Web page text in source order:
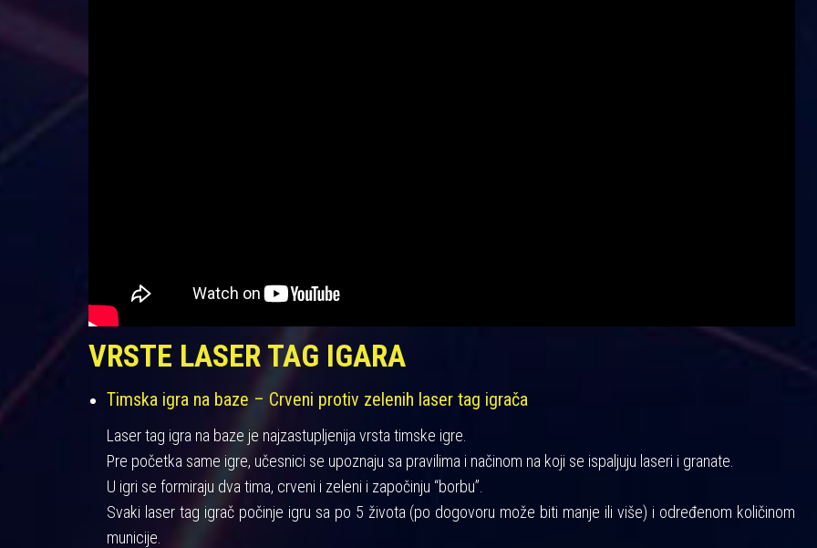
VRSTE LASER TAG IGARA
Timska igra na baze – Crveni protiv zelenih laser tag igrača
Laser tag igra na baze je najzastupljenija vrsta timske igre.
Pre početka same igre, učesnici se upoznaju sa pravilima i načinom na koji se ispaljuju laseri i granate.
U igri se formiraju dva tima, crveni i zeleni i započinju “borbu”.
Svaki laser tag igrač počinje igru sa po 5 života (po dogovoru može biti manje ili više) i određenom količinom
municije.